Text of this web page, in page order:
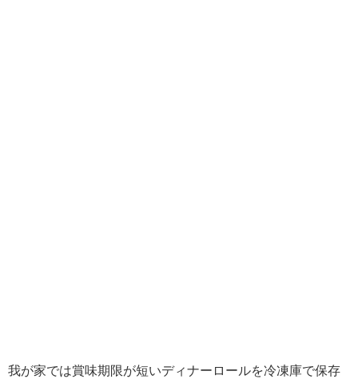
我が家では賞味期限が短いディナーロールを冷凍庫で保存